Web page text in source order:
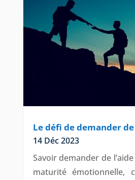
Le défi de demander de
14 Déc 2023
Savoir demander de
maturité émotionnelle,